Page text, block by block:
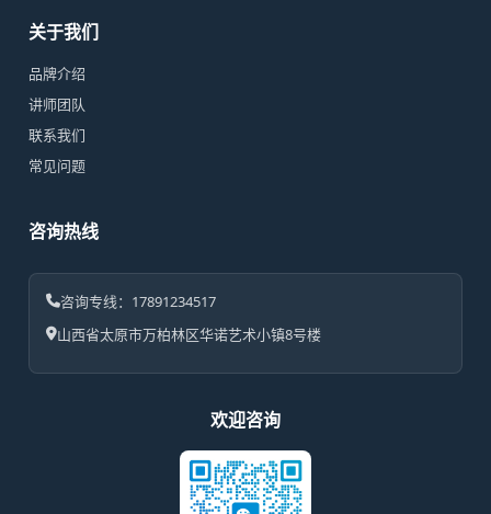
关于我们
品牌介绍
讲师团队
联系我们
常见问题
咨询热线
咨询专线：17891234517
山西省太原市万柏林区华诺艺术小镇8号楼
欢迎咨询